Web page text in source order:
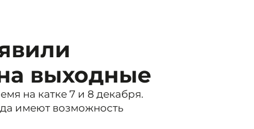
выходные
на катке 7 и 8 декабря.
имеют возможность